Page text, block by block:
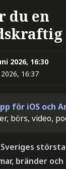
du en
2026, 16:30
16:37
för iOS och
börs, video,
bränder